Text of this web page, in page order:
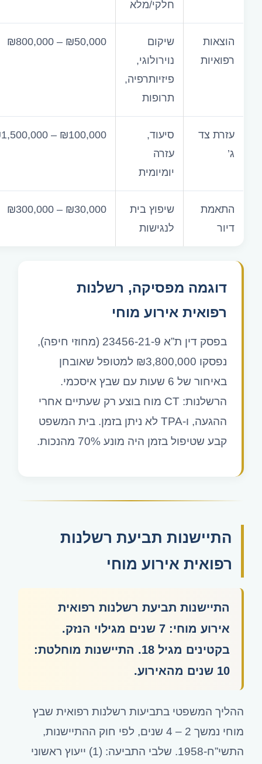
חלקי/מלא
הוצאות
רפואיות
שיקום
נוירולוגי,
פיזיותרפיה,
תרופות
₪800,000 – ₪50,000
עזרת צד
ג’
סיעוד,
עזרה
יומיומית
– ₪100,000
התאמת
דיור
שיפוץ בית
לנגישות
₪300,000 – ₪30,000
דוגמה מפסיקה, רשלנות
רפואית אירוע מוחי
בפסק דין ת”א 23456-21-9 (מחוזי חיפה),
נפסקו ₪3,800,000 למטופל שאובחן
באיחור של 6 שעות עם שבץ איסכמי.
הרשלנות: CT מוח בוצע רק שעתיים אחרי
ההגעה, ו-TPA לא ניתן בזמן. בית המשפט
קבע שטיפול בזמן היה מונע 70% מהנכות.
התיישנות תביעת רשלנות
רפואית אירוע מוחי
התיישנות תביעת רשלנות רפואית
אירוע מוחי: 7 שנים מגילוי הנזק.
בקטינים מגיל 18. התיישנות מוחלטת:
10 שנים מהאירוע.
ההליך המשפטי בתביעות רשלנות רפואית שבץ
מוחי נמשך 4 – 2 שנים, לפי חוק ההתיישנות,
התשי”ח-1958. שלבי התביעה: (1) ייעוץ ראשוני